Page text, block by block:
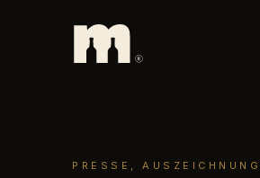
PRESSE,